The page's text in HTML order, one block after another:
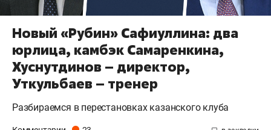
Новый «Рубин» Сафиуллина: два
юрлица, камбэк Самаренкина,
Хуснутдинов – директор,
Уткульбаев – тренер
Разбираемся в перестановках казанского клуба